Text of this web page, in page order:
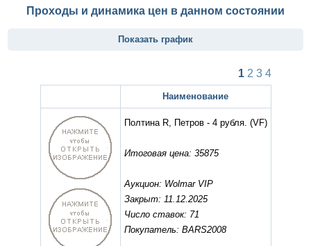
Проходы и динамика цен в данном состоянии
Показать график
1 2 3 4
Наименование
Полтина R, Петров - 4 рубля. (VF)
Итоговая цена: 35875
Аукцион: Wolmar VIP
Закрыт: 11.12.2025
Число ставок: 71
Покупатель: BARS2008